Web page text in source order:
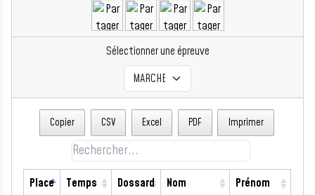
Sélectionner une épreuve
Copier CSV Excel PDF Imprimer
Place Temps Dossard Nom Prénom